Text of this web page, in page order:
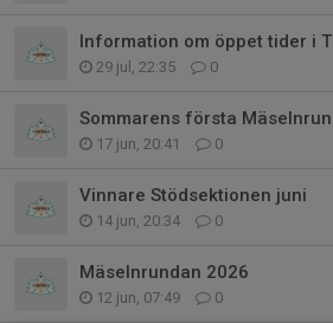
Information om öppet tider i
29 jul, 22:35 0
Sommarens första
17 jun, 20:41 0
Vinnare Stödsektionen juni
14 jun, 20:34 0
Mäselnrundan 2026
12 jun, 07:49 0